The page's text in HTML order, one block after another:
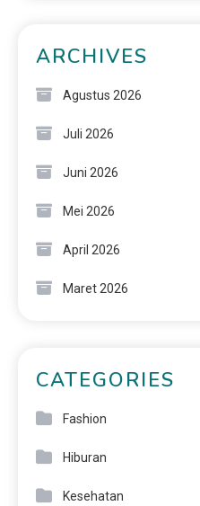
ARCHIVES
Agustus 2026
Juli 2026
Juni 2026
Mei 2026
April 2026
Maret 2026
CATEGORIES
Fashion
Hiburan
Kesehatan